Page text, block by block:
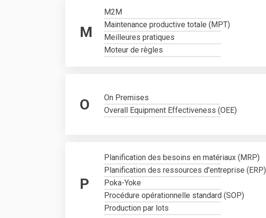
M
M2M
Maintenance productive totale (MPT)
Meilleures pratiques
Moteur de règles
O
On Premises
Overall Equipment Effectiveness (OEE)
P
Planification des besoins en matériaux (MRP)
Planification des ressources d'entreprise (ERP)
Poka-Yoke
Procédure opérationnelle standard (SOP)
Production par lots